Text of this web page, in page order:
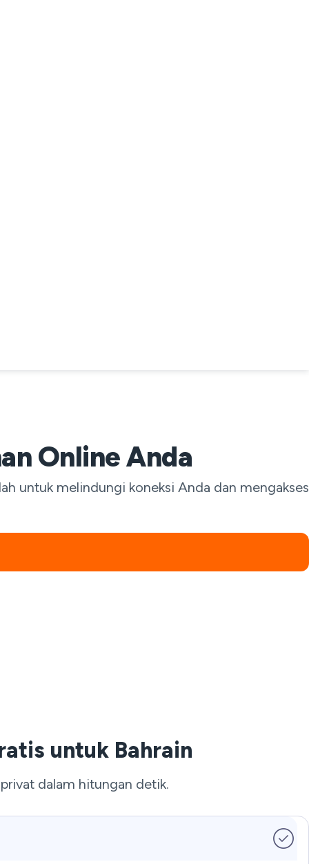
Online Anda
untuk melindungi koneksi Anda dan mengakses
untuk Bahrain
dalam hitungan detik.